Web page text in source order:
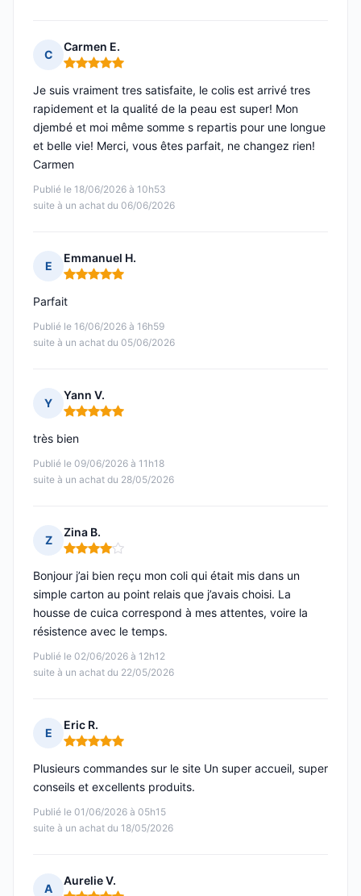
C
Carmen E.
Note : 5 sur 5
Publié le 18/06/2026 à 10h53
suite à un achat du 06/06/2026
Je suis vraiment tres satisfaite, le colis est arrivé tres
rapidement et la qualité de la peau est super! Mon
djembé et moi même somme s repartis pour une longue
et belle vie! Merci, vous êtes parfait, ne changez rien!
Carmen
E
Emmanuel H.
Note : 5 sur 5
Publié le 16/06/2026 à 16h59
suite à un achat du 05/06/2026
Parfait
Y
Yann V.
Note : 5 sur 5
Publié le 09/06/2026 à 11h18
suite à un achat du 28/05/2026
très bien
Z
Zina B.
Note : 4 sur 5
Publié le 02/06/2026 à 12h12
suite à un achat du 22/05/2026
Bonjour j’ai bien reçu mon coli qui était mis dans un
simple carton au point relais que j’avais choisi. La
housse de cuica correspond à mes attentes, voire la
résistence avec le temps.
E
Eric R.
Note : 5 sur 5
Publié le 01/06/2026 à 05h15
suite à un achat du 18/05/2026
Plusieurs commandes sur le site Un super accueil, super
conseils et excellents produits.
A
Aurelie V.